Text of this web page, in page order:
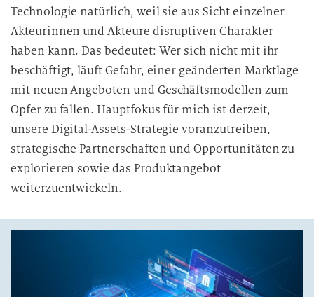
Technologie natürlich, weil sie aus Sicht einzelner
Akteurinnen und Akteure disruptiven Charakter
haben kann. Das bedeutet: Wer sich nicht mit ihr
beschäftigt, läuft Gefahr, einer geänderten Marktlage
mit neuen Angeboten und Geschäftsmodellen zum
Opfer zu fallen. Hauptfokus für mich ist derzeit,
unsere Digital-Assets-Strategie voranzutreiben,
strategische Partnerschaften und Opportunitäten zu
explorieren sowie das Produktangebot
weiterzuentwickeln.